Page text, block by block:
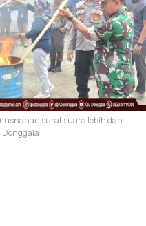
surat suara lebih dan
Donggala